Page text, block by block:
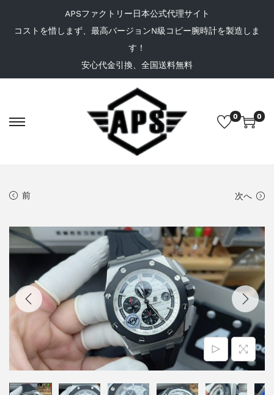
APSファクトリー日本公式代理サイト
コストを惜しまず、最高バージョンN級コピー腕時計を製造しま
す！
安心代金引換、全国送料無料
0 0
前 次へ